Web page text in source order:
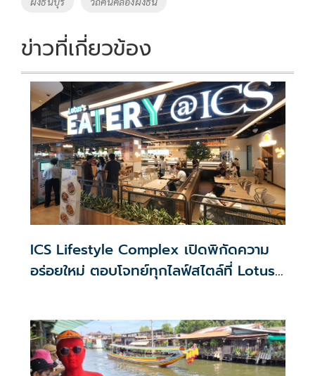
k k
ข่าวที่เกี่ยวข้อง
ICS Lifestyle Complex เปิดพิกัดความ
อร่อยใหม่ ตอบโจทย์ทุกไลฟ์สไตล์ที่ Lotus’s